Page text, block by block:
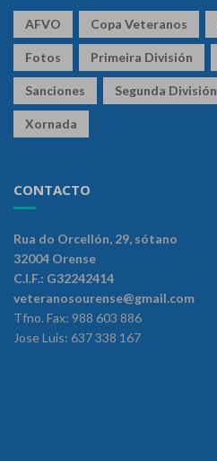
AFVO Copa Veteranos
Fotos Primeira División
Sanciones Segunda División
Xornada
CONTACTO
Rua do Orcellón, 29, sótano
32004 Orense
C.I.F.: G32242414
veteranosourense@gmail.com
Tfno. Fax: 988 603 886
Jose Luis: 637 338 167